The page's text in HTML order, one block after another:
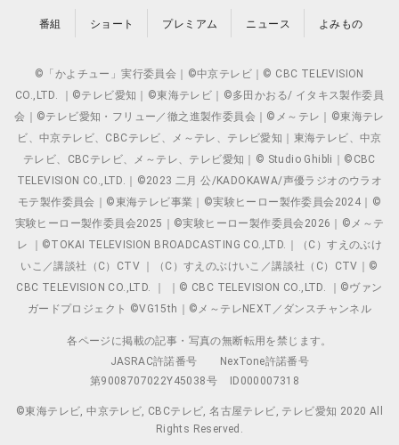
番組 ショート プレミアム ニュース よみもの
©「かよチュー」実行委員会｜©中京テレビ｜© CBC TELEVISION
CO.,LTD. ｜©テレビ愛知｜©東海テレビ｜©多田かおる/ イタキス製作委員
会｜©テレビ愛知・フリュー／徹之進製作委員会｜©メ～テレ｜©東海テレ
ビ、中京テレビ、CBCテレビ、メ～テレ、テレビ愛知｜東海テレビ、中京
テレビ、CBCテレビ、メ～テレ、テレビ愛知｜© Studio Ghibli｜©CBC
TELEVISION CO.,LTD.｜©2023 二月 公/KADOKAWA/声優ラジオのウラオ
モテ製作委員会｜©東海テレビ事業｜©実験ヒーロー製作委員会2024｜©
実験ヒーロー製作委員会2025｜©実験ヒーロー製作委員会2026｜©メ～テ
レ ｜©TOKAI TELEVISION BROADCASTING CO.,LTD.｜（C）すえのぶけ
いこ／講談社（C）CTV ｜（C）すえのぶけいこ／講談社（C）CTV｜©
CBC TELEVISION CO.,LTD. ｜ ｜© CBC TELEVISION CO.,LTD. ｜©ヴァン
ガードプロジェクト ©VG15th｜©メ～テレNEXT／ダンスチャンネル
各ページに掲載の記事・写真の無断転用を禁じます。
JASRAC許諾番号
NexTone許諾番号
第9008707022Y45038号
ID000007318
©東海テレビ, 中京テレビ, CBCテレビ, 名古屋テレビ, テレビ愛知 2020 All
Rights Reserved.